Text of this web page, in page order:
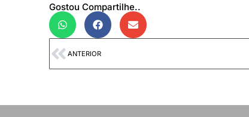
Gostou Compartilhe..
ANTERIOR